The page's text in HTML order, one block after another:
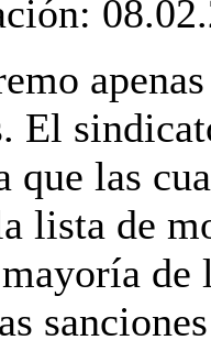
El
que las
lista de